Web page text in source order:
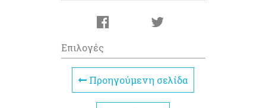
Επιλογές
Προηγούμενη σελίδα